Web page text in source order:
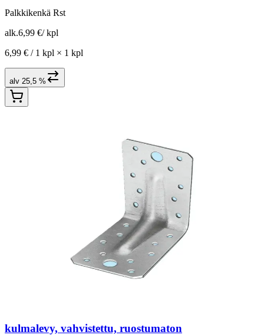
Palkkikenkä Rst
alk.6,99 €/ kpl
6,99 € / 1 kpl × 1 kpl
alv 25,5 %
kulmalevy, vahvistettu, ruostumaton